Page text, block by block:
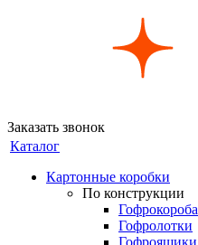
Заказать звонок
Каталог
Картонные коробки
По конструкции
Гофрокороба
Гофролотки
Гофроящики